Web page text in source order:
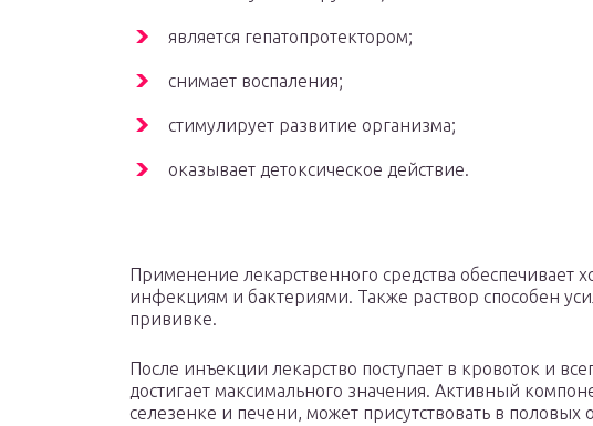
является гепатопротектором;
снимает воспаления;
стимулирует развитие организма;
оказывает детоксическое действие.
Применение лекарственного средства обеспечивает
инфекциям и бактериями. Также раствор способен
прививке.
После инъекции лекарство поступает в кровоток и
достигает максимального значения. Активный
селезенке и печени, может присутствовать в половых